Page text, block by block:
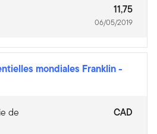
11,75
06/05/2019
mondiales Franklin-
de
CAD